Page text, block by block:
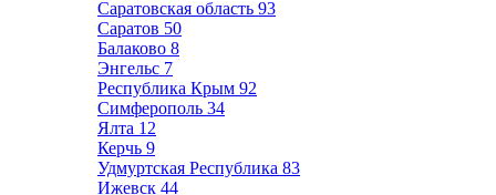
Саратовская область 93
Саратов 50
Балаково 8
Энгельс 7
Республика Крым 92
Симферополь 34
Ялта 12
Керчь 9
Удмуртская Республика 83
Ижевск 44